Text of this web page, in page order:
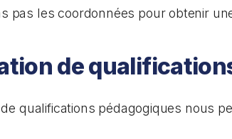
pas les coordonnées pour obtenir
de
de qualifications pédagogiques nous